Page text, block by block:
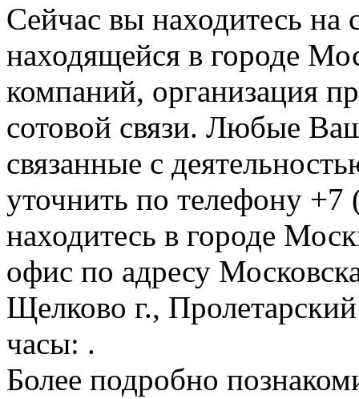
Сейчас вы находитесь на
находящейся в городе
компаний, организация
сотовой связи. Любые
связанные с
уточнить по телефону
находитесь в городе
офис по адресу
Щелково г.,
часы: .
Более подробно